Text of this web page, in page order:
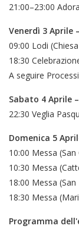
21:00–23:00
Venerdì 3 Aprile
09:00 Lodi
18:30
A seguire
Sabato 4 Aprile
22:30 Veglia
Domenica 5
10:00 Messa (San
10:30 Messa
18:00 Messa
18:30 Messa
Programma